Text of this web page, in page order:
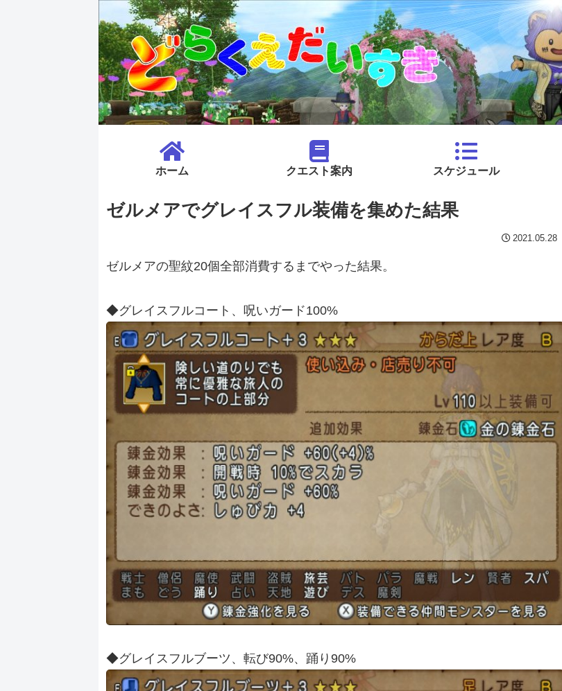
ホーム クエスト案内 スケジュール
ゼルメアでグレイスフル装備を集めた結果
2021.05.28
ゼルメアの聖紋20個全部消費するまでやった結果。
◆グレイスフルコート、呪いガード100%
◆グレイスフルブーツ、転び90%、踊り90%